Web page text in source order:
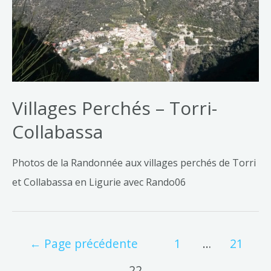
Villages Perchés – Torri-
Collabassa
Photos de la Randonnée aux villages perchés de Torri
et Collabassa en Ligurie avec Rando06
← Page précédente 1 …
21